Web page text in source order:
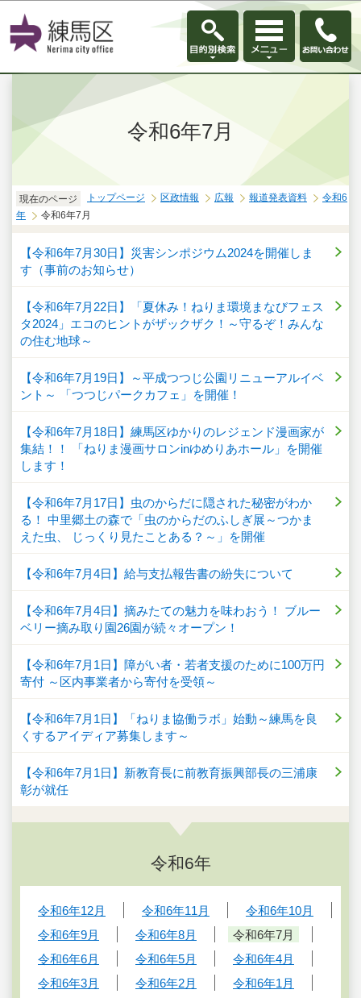
このページの本文へ移動
令和6年7月
現在のページ トップページ 区政情報 広報 報道発表資料
令和6
年
令和6年7月
【令和6年7月30日】災害シンポジウム2024を開催しま
す（事前のお知らせ）
【令和6年7月22日】「夏休み！ねりま環境まなびフェス
タ2024」エコのヒントがザックザク！～守るぞ！みんな
の住む地球～
【令和6年7月19日】～平成つつじ公園リニューアルイベ
ント～ 「つつじパークカフェ」を開催！
【令和6年7月18日】練馬区ゆかりのレジェンド漫画家が
集結！！ 「ねりま漫画サロンinゆめりあホール」を開催
します！
【令和6年7月17日】虫のからだに隠された秘密がわか
る！ 中里郷土の森で「虫のからだのふしぎ展～つかま
えた虫、 じっくり見たことある？～」を開催
【令和6年7月4日】給与支払報告書の紛失について
【令和6年7月4日】摘みたての魅力を味わおう！ ブルー
ベリー摘み取り園26園が続々オープン！
【令和6年7月1日】障がい者・若者支援のために100万円
寄付 ～区内事業者から寄付を受領～
【令和6年7月1日】「ねりま協働ラボ」始動～練馬を良
くするアイディア募集します～
【令和6年7月1日】新教育長に前教育振興部長の三浦康
彰が就任
令和6年
令和6年12月 令和6年11月
令和6年10月
令和6年9月
令和6年8月
令和6年7月
令和6年6月
令和6年5月
令和6年4月
令和6年3月
令和6年2月 令和6年1月